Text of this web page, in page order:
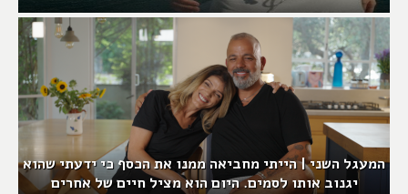
המעגל השני | הייתי מחביאה ממנו את הכסף כי ידעתי שהוא
יגנוב אותו לסמים. היום הוא מציל חיים של אחרים